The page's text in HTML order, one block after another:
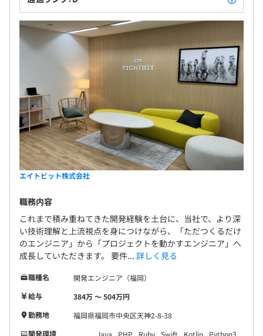
エイトビット株式会社
職務内容
これまで積み重ねてきた開発経験を土台に、当社で、より深
い技術理解と上流視点を身につけながら、「ただつくるだけ
のエンジニア」から「プロジェクトを動かすエンジニア」へ
成長していただきます。 要件... 詳しく見る
職種名
開発エンジニア（福岡）
給与
384万 〜 504万円
勤務地
福岡県福岡市中央区天神2-8-38
開発環境
Java PHP Ruby Swift Kotlin
Python3